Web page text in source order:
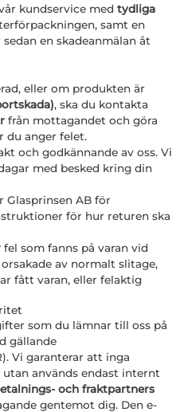
kundservice med tydliga
samt en
en skadeanmälan åt
eller om produkten är
, ska du kontakta
från mottagandet och göra
du anger felet.
och godkännande av oss. Vi
med besked kring din
Glasprinsen AB för
för hur returen ska
fel som fanns på varan vid
av normalt slitage,
fått varan, eller felaktig
som du lämnar till oss på
gällande
Vi garanterar att inga
används endast internt
och fraktpartners
gentemot dig. Den e-